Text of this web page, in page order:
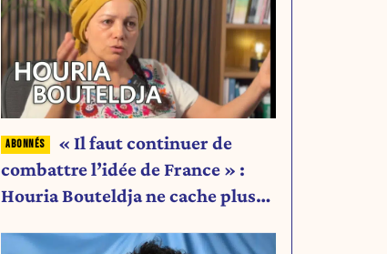
« Il faut continuer de
combattre l’idée de France » :
Houria Bouteldja ne cache plus